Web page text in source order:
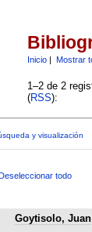
Inicio| Mostrar
1–2 de 2
(RSS):
y visualización
todo
Goytisolo, Juan